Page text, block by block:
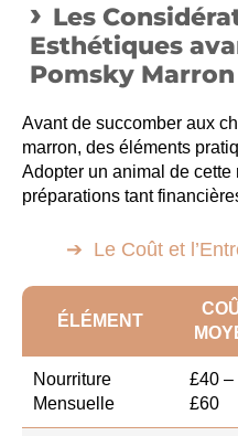
Les
Esthétiques
Pomsky Marron
Avant de succomber aux
marron, des éléments
Adopter un animal de
préparations tant
Le Coût et
ÉLÉMENT
Nourriture
Mensuelle
£40 –
£60